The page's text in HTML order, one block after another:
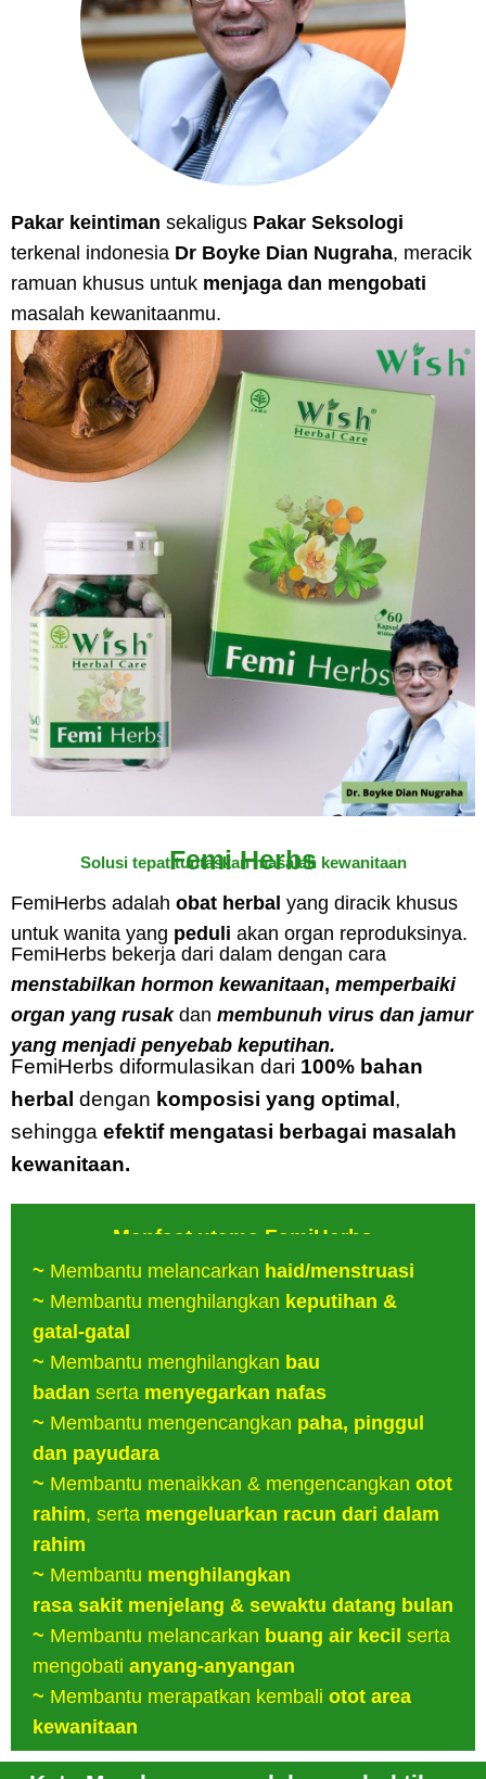
Pakar keintiman sekaligus Pakar Seksologi
terkenal indonesia Dr Boyke Dian Nugraha, meracik
ramuan khusus untuk menjaga dan mengobati
masalah kewanitaanmu.
Femi Herbs
Solusi tepat tuntaskan masalah kewanitaan
FemiHerbs adalah obat herbal yang diracik khusus
untuk wanita yang peduli akan organ reproduksinya.
FemiHerbs bekerja dari dalam dengan cara
menstabilkan hormon kewanitaan, memperbaiki
organ yang rusakdan membunuh virus dan jamur
yang menjadi penyebab keputihan.
FemiHerbs diformulasikan dari 100% bahan
herbal dengan komposisi yang optimal ,
sehingga efektif mengatasi berbagai masalah
kewanitaan.
Manfaat utama FemiHerbs
~ Membantu melancarkan haid/menstruasi
~ Membantu menghilangkan keputihan &
gatal-gatal
~ Membantu menghilangkan bau
badan serta menyegarkan nafas
~ Membantu mengencangkan paha, pinggul
dan payudara
~ Membantu menaikkan & mengencangkan otot
rahim, serta mengeluarkan racun dari dalam
rahim
~ Membantu menghilangkan
rasa sakit menjelang & sewaktu datang bulan
~ Membantu melancarkan buang air kecil serta
mengobati anyang-anyangan
~ Membantu merapatkan kembali otot area
kewanitaan